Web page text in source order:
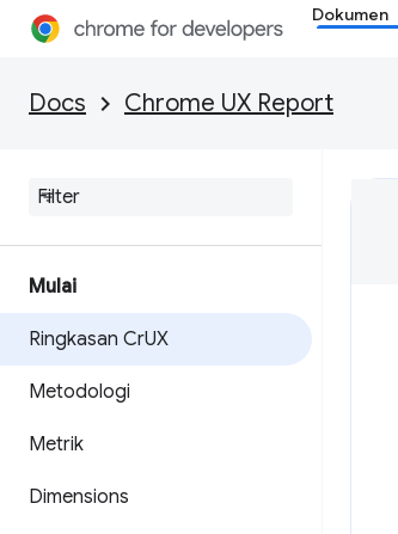
Dokumen
Docs Chrome UX Report
Mulai
Ringkasan CrUX
Metodologi
Metrik
Dimensions